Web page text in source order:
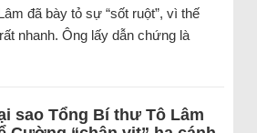
đã bày tỏ sự “sốt ruột”, vì thế
nhanh. Ông lấy dẫn chứng là
sao Tổng Bí thư Tô Lâm